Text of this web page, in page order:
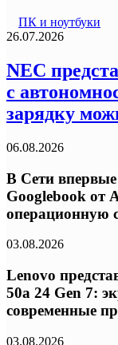
ПК и ноутбуки
26.07.2026
NEC
с
зарядку
06.08.2026
В Сети
Googlebook от
операционную
03.08.2026
Lenovo
50a 24 Gen 7:
современные
03.08.2026